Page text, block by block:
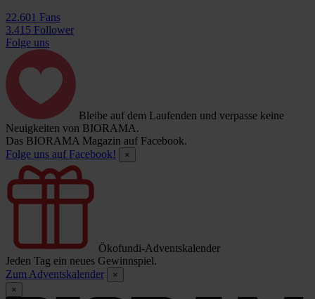
22.601 Fans
3.415 Follower
Folge uns
Bleibe auf dem Laufenden und verpasse keine
Neuigkeiten von BIORAMA.
Das BIORAMA Magazin auf Facebook.
Folge uns auf Facebook!
×
Ökofundi-Adventskalender
Jeden Tag ein neues Gewinnspiel.
Zum Adventskalender
×
×